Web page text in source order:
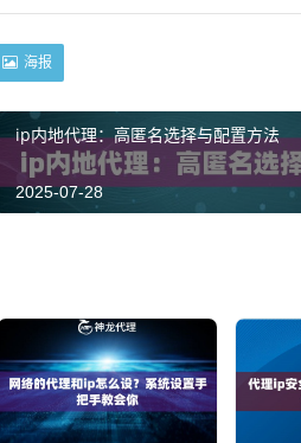
海报
ip内地代理：高匿名选择与配置方法
2025-07-28